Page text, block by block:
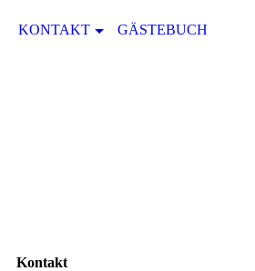
KONTAKT GÄSTEBUCH
Kontakt